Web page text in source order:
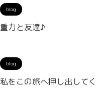
blog
重力と友達♪
blog
私をこの旅へ押し出して